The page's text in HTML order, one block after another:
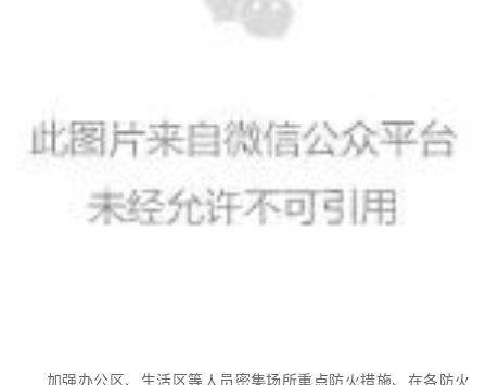
加强办公区、生活区等人员密集场所重点防火措施、在各防火